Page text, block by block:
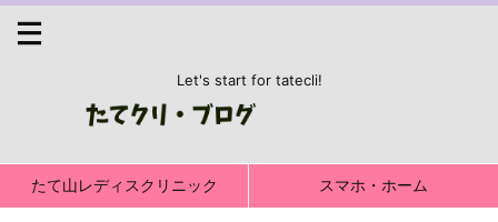
Let's start for tatecli!
たて山レディスクリニック スマホ・ホーム